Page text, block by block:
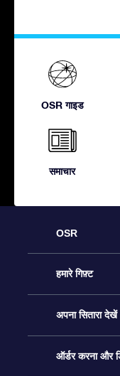
OSR गाइड
समाचार
OSR
ग्राहक सेवा
हमसे संपर्क करें
ब्लॉग
हमारे गिफ़्ट
ऑनलाइन स्टार
OSR गिफ़्ट पैक
अपना सितारा देखें
स्टार रजिस्टर
ऑर्डर करना और